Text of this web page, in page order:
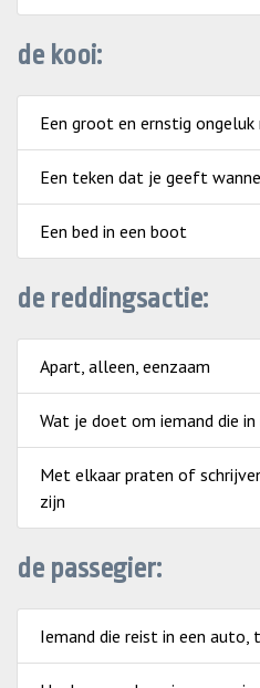
de kooi:
Een groot en ernstig ongeluk
Een teken dat je geeft
Een bed in een boot
de reddingsactie:
Apart, alleen, eenzaam
Wat je doet om iemand die
Met elkaar praten of
zijn
de passegier:
Iemand die reist in een auto,